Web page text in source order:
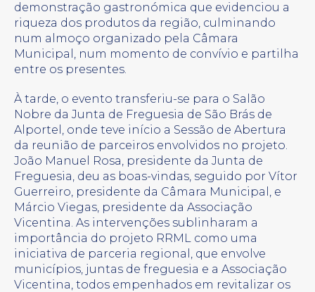
demonstração gastronómica que evidenciou a
riqueza dos produtos da região, culminando
num almoço organizado pela Câmara
Municipal, num momento de convívio e partilha
entre os presentes.
À tarde, o evento transferiu-se para o Salão
Nobre da Junta de Freguesia de São Brás de
Alportel, onde teve início a Sessão de Abertura
da reunião de parceiros envolvidos no projeto.
João Manuel Rosa, presidente da Junta de
Freguesia, deu as boas-vindas, seguido por Vítor
Guerreiro, presidente da Câmara Municipal, e
Márcio Viegas, presidente da Associação
Vicentina. As intervenções sublinharam a
importância do projeto RRML como uma
iniciativa de parceria regional, que envolve
municípios, juntas de freguesia e a Associação
Vicentina, todos empenhados em revitalizar os